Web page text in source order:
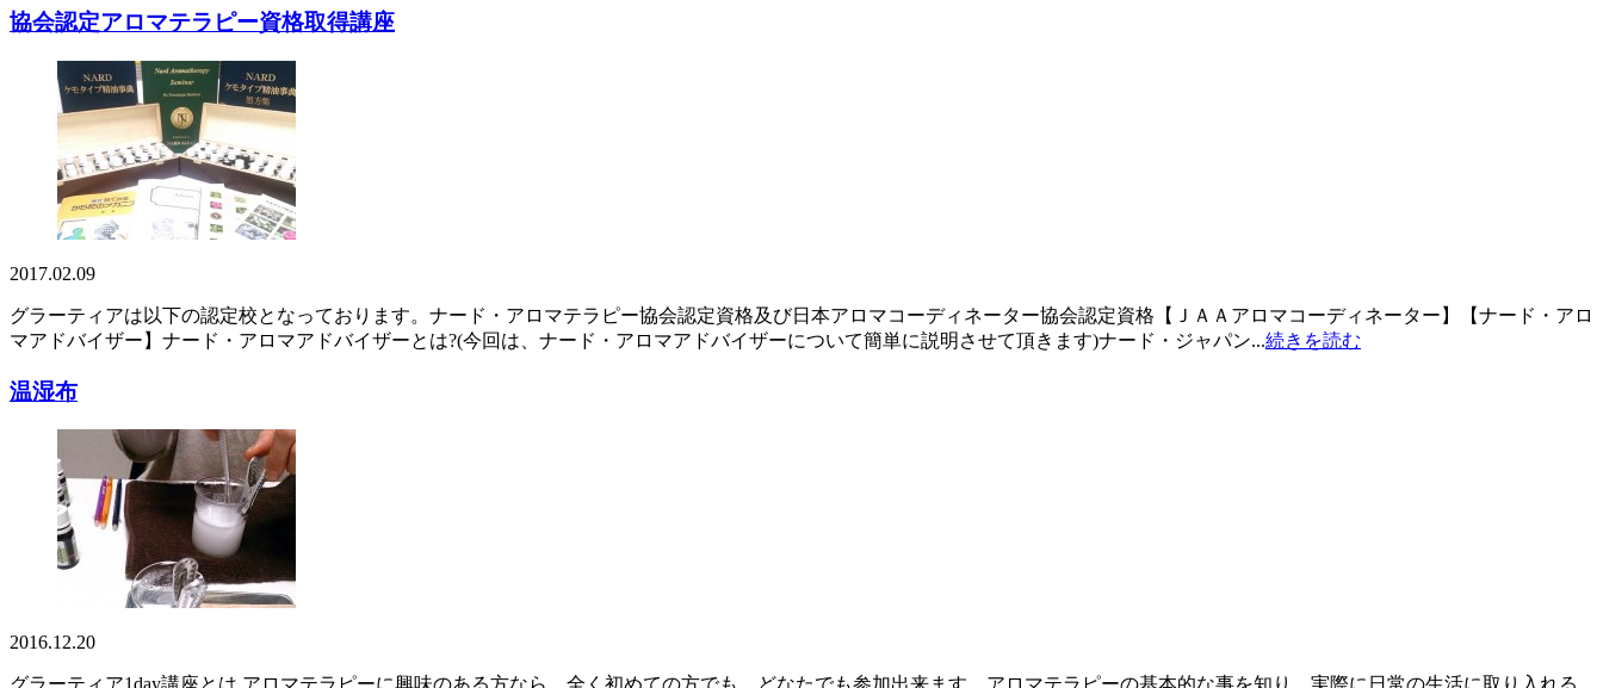
協会認定アロマテラピー資格取得講座
2017.02.09
グラーティアは以下の認定校となっております。ナード・アロマテラピー協会認定資格及び日本アロマコーディネーター協会認定資格【ＪＡＡアロマコーディネーター】【ナード・アロ
マアドバイザー】ナード・アロマアドバイザーとは?(今回は、ナード・アロマアドバイザーについて簡単に説明させて頂きます)ナード・ジャパン...続きを読む
温湿布
2016.12.20